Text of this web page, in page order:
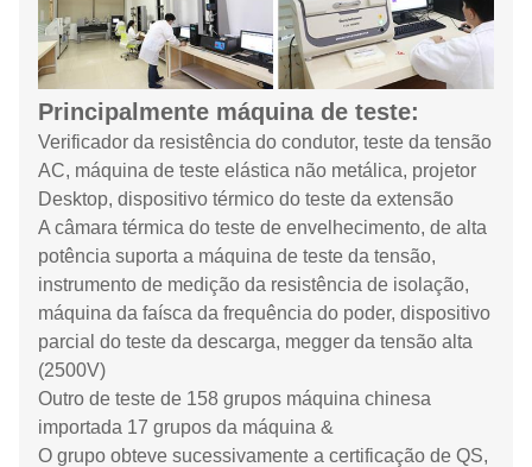
Principalmente máquina de teste:
Verificador da resistência do condutor, teste da tensão
AC, máquina de teste elástica não metálica, projetor
Desktop, dispositivo térmico do teste da extensão
A câmara térmica do teste de envelhecimento, de alta
potência suporta a máquina de teste da tensão,
instrumento de medição da resistência de isolação,
máquina da faísca da frequência do poder, dispositivo
parcial do teste da descarga, megger da tensão alta
(2500V)
Outro de teste de 158 grupos máquina chinesa
importada 17 grupos da máquina &
O grupo obteve sucessivamente a certificação de QS,